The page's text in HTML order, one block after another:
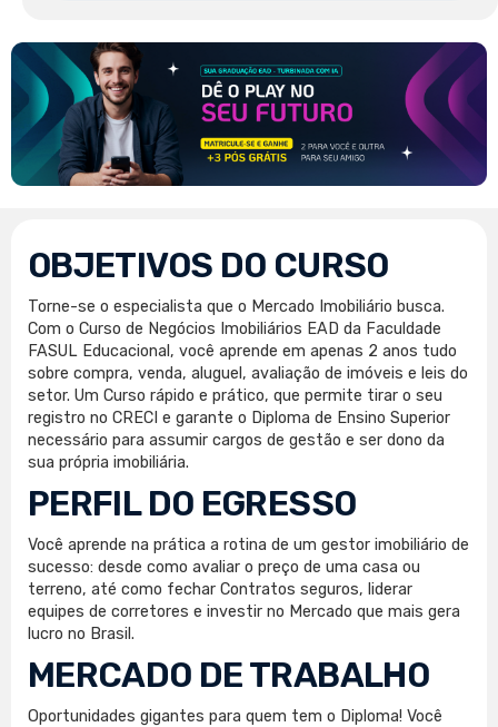
OBJETIVOS DO CURSO
Torne-se o especialista que o Mercado Imobiliário busca.
Com o Curso de Negócios Imobiliários EAD da Faculdade
FASUL Educacional, você aprende em apenas 2 anos tudo
sobre compra, venda, aluguel, avaliação de imóveis e leis do
setor. Um Curso rápido e prático, que permite tirar o seu
registro no CRECI e garante o Diploma de Ensino Superior
necessário para assumir cargos de gestão e ser dono da
sua própria imobiliária.
PERFIL DO EGRESSO
Você aprende na prática a rotina de um gestor imobiliário de
sucesso: desde como avaliar o preço de uma casa ou
terreno, até como fechar Contratos seguros, liderar
equipes de corretores e investir no Mercado que mais gera
lucro no Brasil.
MERCADO DE TRABALHO
Oportunidades gigantes para quem tem o Diploma! Você